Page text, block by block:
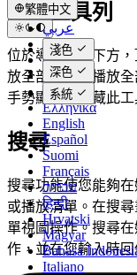
繁體中文
عربي
Català
Čeština
Dansk
Deutsch
Ελληνικά
English
Español
Suomi
Français
עברית
हिन्दी
Hrvatski
Magyar
Bahasa
Italiano
淺色
深色
系統
頂部工具列
位於導覽列正下方
放全部、隨機播放
手勢顯示或隱藏此工
搜尋
搜尋功能使您能夠
或播放清單。在搜
單視圖操作。搜尋
作，並在您輸入時回